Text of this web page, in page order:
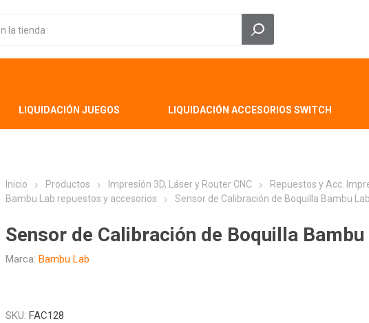
LIQUIDACIÓN JUEGOS LIQUIDACIÓN ACCESORIOS SWITCH
Inicio Productos Impresión 3D, Láser y Router CNC
Repuestos y Acc.
Bambu Lab repuestos y accesorios
Sensor de Calibración de Boquilla Bambu
Sensor de Calibración de Boquilla
Marca: Bambu Lab
SKU: FAC128